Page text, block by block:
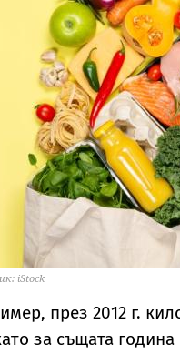
iStock
през 2012 г.
за същата